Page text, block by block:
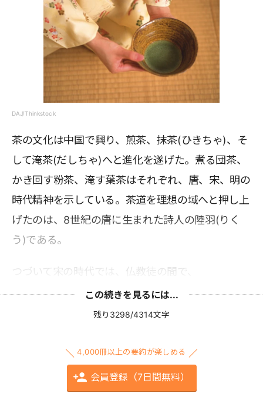
DAJ/Thinkstock
茶の文化は中国で興り、煎茶、抹茶(ひきちゃ)、そ
して淹茶(だしちゃ)へと進化を遂げた。煮る団茶、
かき回す粉茶、淹す葉茶はそれぞれ、唐、宋、明の
時代精神を示している。茶道を理想の域へと押し上
げたのは、8世紀の唐に生まれた詩人の陸羽(りく
う)である。
つづいて宋の時代では、仏教徒の間で、
この続きを見るには...
残り3298/4314文字
4,000冊以上の要約が楽しめる
会員登録（7日間無料）